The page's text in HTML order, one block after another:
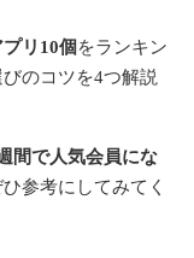
リ10個 をランキン
のコツを4つ解説
間で人気会員にな
参考にしてみてく